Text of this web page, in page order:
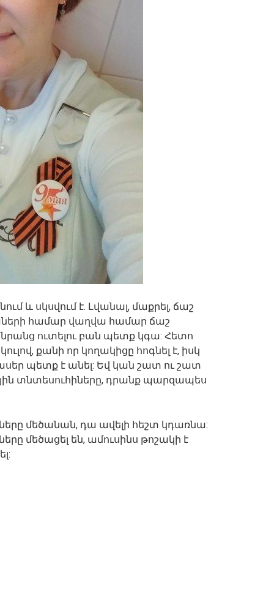
և սկսվում է. Լվանալ, մաքրել, ճաշ
համար վաղվա համար ճաշ
ուտելու բան պետք կգա: Հետո
քանի որ կողակիցը հոգնել է, իսկ
պետք է անել: Եվ կան շատ ու շատ
տնտեսուհիները, դրանք պարզապես
մեծանան, դա ավելի հեշտ կդառնա:
մեծացել են, ամուսինս թոշակի է